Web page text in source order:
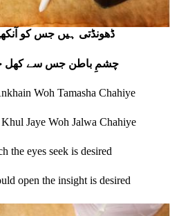
ڈھونڈتی ہیں جس کو
چشمِ باطن جس سے کھل
Woh Tamasha Chahiye
Jaye Woh Jalwa Chahiye
the eyes seek is desired
open the insight is desired